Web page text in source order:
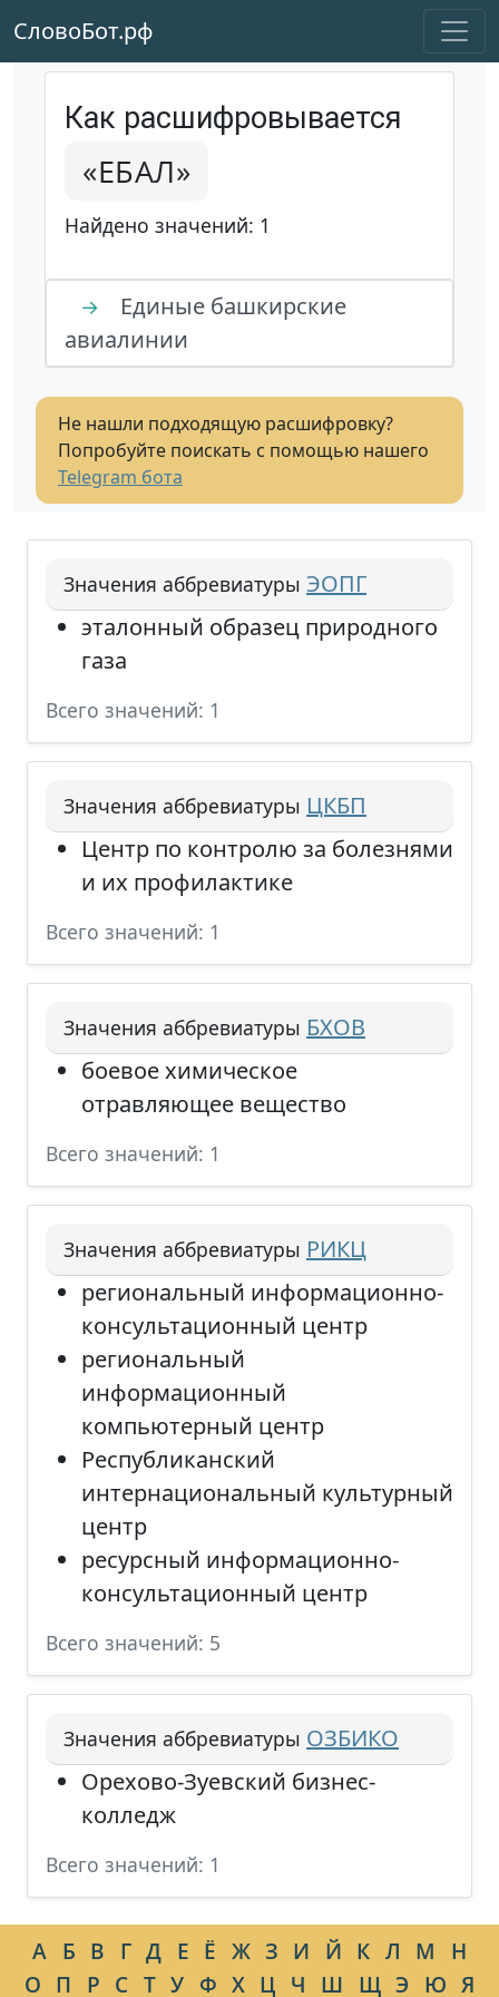
СловоБот.рф
Как расшифровывается
«ЕБАЛ»
Найдено значений: 1
→
Единые башкирские
авиалинии
Не нашли подходящую расшифровку?
Попробуйте поискать с помощью нашего
Telegram бота
Значения аббревиатуры ЭОПГ
эталонный образец природного
газа
Всего значений: 1
Значения аббревиатуры ЦКБП
Центр по контролю за болезнями
и их профилактике
Всего значений: 1
Значения аббревиатуры БХОВ
боевое химическое
отравляющее вещество
Всего значений: 1
Значения аббревиатуры РИКЦ
региональный информационно-
консультационный центр
региональный
информационный
компьютерный центр
Республиканский
интернациональный культурный
центр
ресурсный информационно-
консультационный центр
Всего значений: 5
Значения аббревиатуры ОЗБИКО
Орехово-Зуевский бизнес-
колледж
Всего значений: 1
А Б В Г Д Е Ё Ж З И Й К Л М
Н
О П Р С Т У Ф Х Ц Ч Ш Щ Э Ю Я